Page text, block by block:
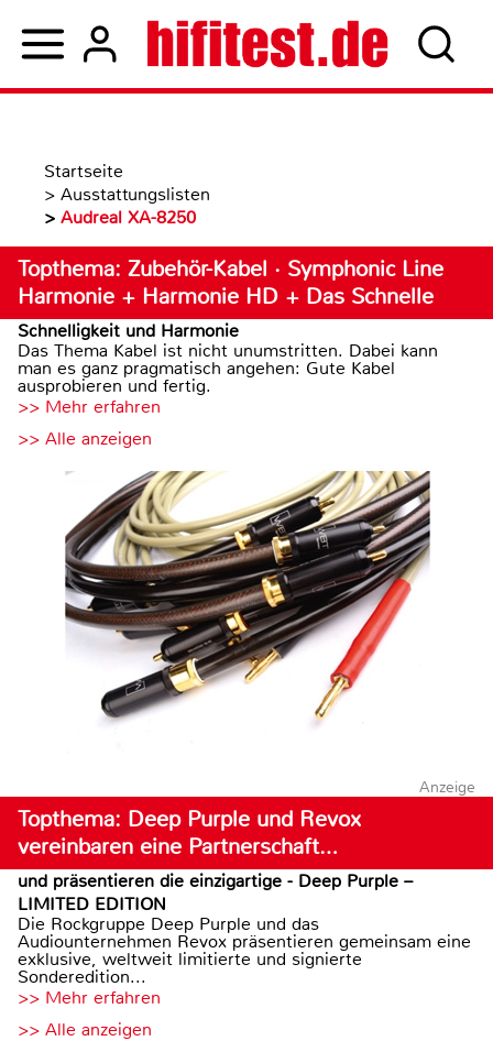
Startseite
> Ausstattungslisten
> Audreal XA-8250
Topthema: Zubehör-Kabel · Symphonic Line
Harmonie + Harmonie HD + Das Schnelle
Schnelligkeit und Harmonie
Das Thema Kabel ist nicht unumstritten. Dabei kann
man es ganz pragmatisch angehen: Gute Kabel
ausprobieren und fertig.
>> Mehr erfahren
>> Alle anzeigen
Anzeige
Topthema: Deep Purple und Revox
vereinbaren eine Partnerschaft…
und präsentieren die einzigartige - Deep Purple –
LIMITED EDITION
Die Rockgruppe Deep Purple und das
Audiounternehmen Revox präsentieren gemeinsam eine
exklusive, weltweit limitierte und signierte
Sonderedition...
>> Mehr erfahren
>> Alle anzeigen